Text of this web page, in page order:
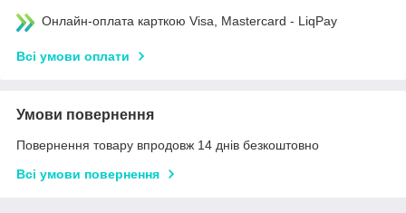
Онлайн-оплата карткою Visa, Mastercard - LiqPay
Всі умови оплати
Умови повернення
Повернення товару впродовж 14 днів безкоштовно
Всі умови повернення